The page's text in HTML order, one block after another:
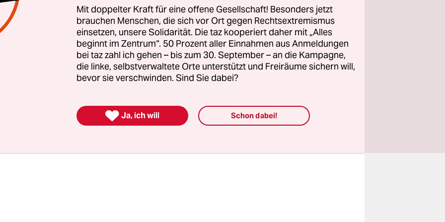
rassistischer, patriarchaler Unterdrückung, kolonialer
und kultureller Zerstörungen, die bis heute andauern.
ist die Aufrechterhaltung der kapitalistischen
und dies setzt voraus, dass diese Strukturen weiter
Schließlich ist es der kapitalistischen Ideologie immanent,
Mit doppelter Kraft für eine offene Gesellschaft! Besonders jetzt
brauchen Menschen, die sich vor Ort gegen Rechtsextremismus
einsetzen, unsere Solidarität. Die taz kooperiert daher mit „Alles
beginnt im Zentrum“. 50 Prozent aller Einnahmen aus Anmeldungen
bei taz zahl ich gehen – bis zum 30. September – an die Kampagne,
die linke, selbstverwaltete Orte unterstützt und Freiräume sichern will,
bevor sie verschwinden. Sind Sie dabei?
 Ja, ich will Schon dabei!